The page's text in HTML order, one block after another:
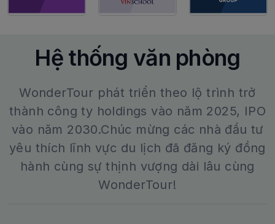
Hệ thống văn phòng
WonderTour phát triển theo lộ trình trở
thành công ty holdings vào năm 2025, IPO
vào năm 2030.Chúc mừng các nhà đầu tư
yêu thích lĩnh vực du lịch đã đăng ký đồng
hành cùng sự thịnh vượng dài lâu cùng
WonderTour!